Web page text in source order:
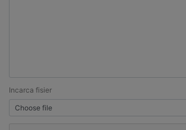
Incarca fisier
Choose file